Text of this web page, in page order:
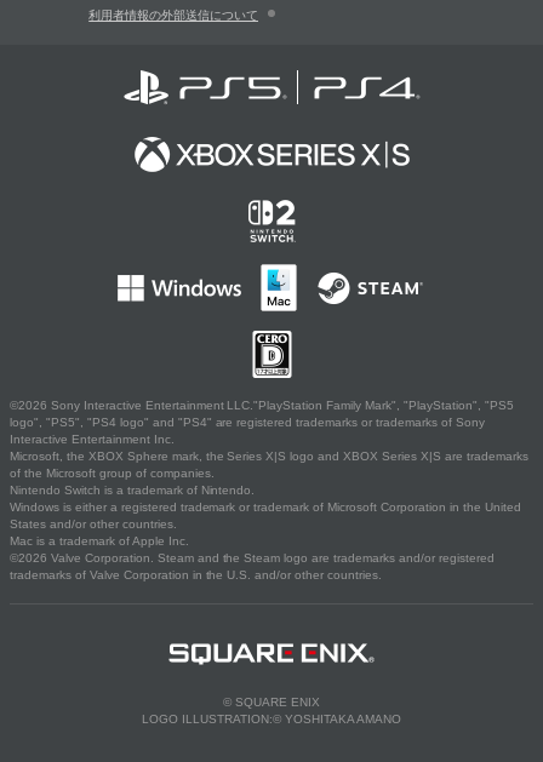
利用者情報の外部送信について
©2026 Sony Interactive Entertainment LLC."PlayStation Family Mark", "PlayStation", "PS5
logo", "PS5", "PS4 logo" and "PS4" are registered trademarks or trademarks of Sony
Interactive Entertainment Inc.
Microsoft, the XBOX Sphere mark, the Series X|S logo and XBOX Series X|S are trademarks
of the Microsoft group of companies.
Nintendo Switch is a trademark of Nintendo.
Windows is either a registered trademark or trademark of Microsoft Corporation in the United
States and/or other countries.
Mac is a trademark of Apple Inc.
©2026 Valve Corporation. Steam and the Steam logo are trademarks and/or registered
trademarks of Valve Corporation in the U.S. and/or other countries.
© SQUARE ENIX
LOGO ILLUSTRATION:© YOSHITAKA AMANO